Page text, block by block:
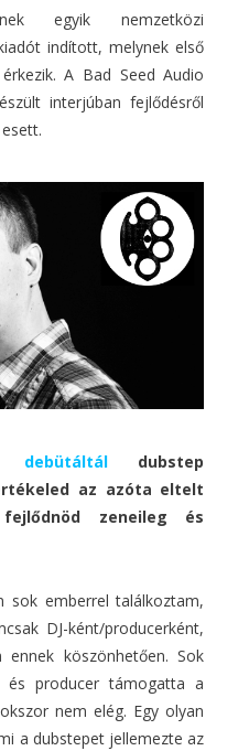
egyik nemzetközi
indított, melynek első
A Bad Seed Audio
interjúban fejlődésről
debütáltáldubstep
az azóta eltelt
zeneileg és
emberrel találkoztam,
DJ-ként/producerként,
köszönhetően. Sok
és producer támogatta a
nem elég. Egy olyan
a dubstepet jellemezte az